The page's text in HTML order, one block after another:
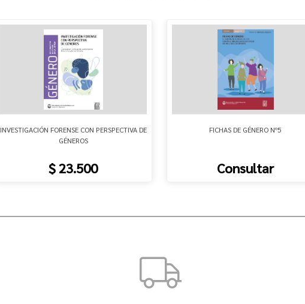
INVESTIGACIÓN FORENSE CON PERSPECTIVA DE
GÉNEROS
$ 23.500
FICHAS DE GÉNERO Nº5
Consultar